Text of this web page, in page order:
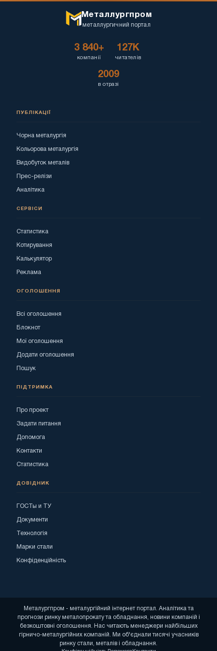
Металлургпром
металлургичний портал
3 840+
компанії
127K
читателів
2009
в отразі
ПУБЛІКАЦІЇ
Чорна металургія
Кольорова металургія
Видобуток металів
Прес-релізи
Аналітика
СЕРВІСИ
Статистика
Котирування
Калькулятор
Реклама
ОГОЛОШЕННЯ
Всі оголошення
Блокнот
Мої оголошення
Додати оголошення
Пошук
ПІДТРИМКА
Про проект
Задати питання
Допомога
Контакти
Статистика
ДОВІДНИК
ГОСТы и ТУ
Документи
Технологія
Марки стали
Конфіденційність
Металургпром - металургійний інтернет портал. Аналітика та
прогнози ринку металопрокату та обладнання, новини компаній і
безкоштовні оголошення. Нас читають менеджери найбільших
гірничо-металургійних компаній. Ми об'єднали тисячі учасників
ринку стали, металів і обладнання.